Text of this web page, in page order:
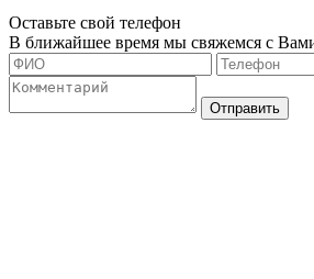
Оставьте свой телефон
В ближайшее время мы свяжемся с